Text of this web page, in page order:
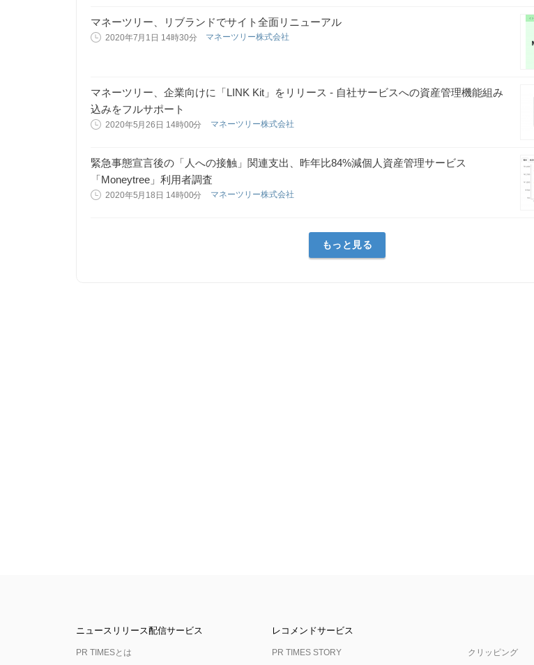
マネーツリー、リブランドでサイト全面リニューアル
2020年7月1日 14時30分 マネーツリー株式会社
マネーツリー、企業向けに「LINK Kit」をリリース - 自社サービスへの資産管理機能組み
込みをフルサポート
2020年5月26日 14時00分 マネーツリー株式会社
緊急事態宣言後の「人への接触」関連支出、昨年比84%減個人資産管理サービス
「Moneytree」利用者調査
2020年5月18日 14時00分 マネーツリー株式会社
もっと見る
ニュースリリース配信サービス
PR TIMESとは
レコメンドサービス
PR TIMES STORY クリッピング